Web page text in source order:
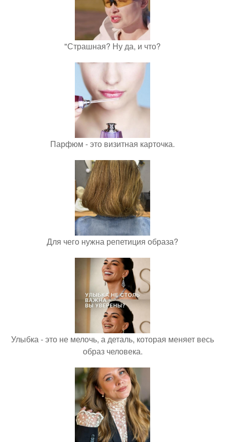
"Страшная? Ну да, и что?
Парфюм - это визитная карточка.
Для чего нужна репетиция образа?
Улыбка - это не мелочь, а деталь, которая меняет весь
образ человека.